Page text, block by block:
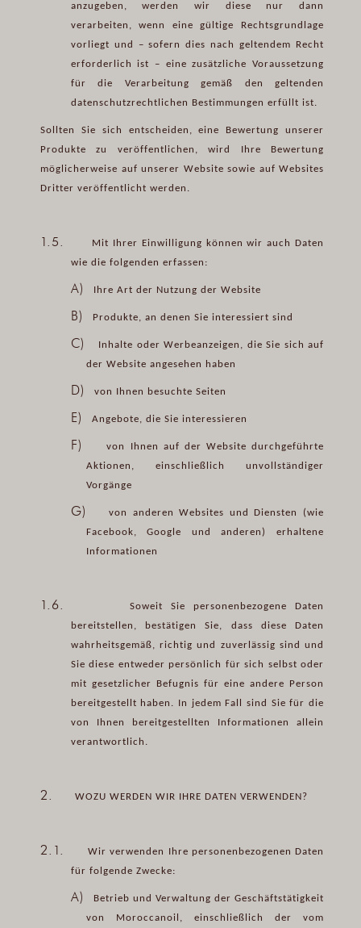
anzugeben, werden wir diese nur dann
verarbeiten, wenn eine gültige Rechtsgrundlage
vorliegt und – sofern dies nach geltendem Recht
erforderlich ist – eine zusätzliche Voraussetzung
für die Verarbeitung gemäß den geltenden
datenschutzrechtlichen Bestimmungen erfüllt ist.
Sollten Sie sich entscheiden, eine Bewertung unserer
Produkte zu veröffentlichen, wird Ihre Bewertung
möglicherweise auf unserer Website sowie auf Websites
Dritter veröffentlicht werden.
1.5.
Mit Ihrer Einwilligung können wir auch Daten
wie die folgenden erfassen:
A) Ihre Art der Nutzung der Website
B) Produkte, an denen Sie interessiert sind
C)
Inhalte oder Werbeanzeigen, die Sie sich auf
der Website angesehen haben
D) von Ihnen besuchte Seiten
E) Angebote, die Sie interessieren
F)
von Ihnen auf der Website durchgeführte
Aktionen, einschließlich unvollständiger
Vorgänge
G)
von anderen Websites und Diensten (wie
Facebook, Google und anderen) erhaltene
Informationen
1.6.
Soweit Sie personenbezogene Daten
bereitstellen, bestätigen Sie, dass diese Daten
wahrheitsgemäß, richtig und zuverlässig sind und
Sie diese entweder persönlich für sich selbst oder
mit gesetzlicher Befugnis für eine andere Person
bereitgestellt haben. In jedem Fall sind Sie für die
von Ihnen bereitgestellten Informationen allein
verantwortlich.
2. WOZU WERDEN WIR IHRE DATEN VERWENDEN?
2.1.
Wir verwenden Ihre personenbezogenen Daten
für folgende Zwecke:
A)
Betrieb und Verwaltung der Geschäftstätigkeit
von Moroccanoil, einschließlich der vom